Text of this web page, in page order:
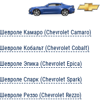
Шевроле Камаро (Chevrolet Camaro)
Шевроле Кобальт (Chevrolet Cobalt)
Шевроле Эпика (Chevrolet Epica)
Шевроле Спарк (Chevrolet Spark)
Шевроле Реззо (Chevrolet Rezzo)